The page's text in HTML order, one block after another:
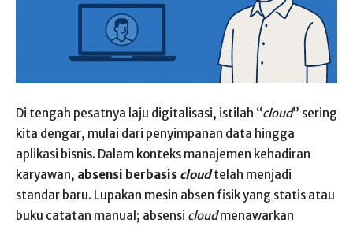
Di tengah pesatnya laju digitalisasi, istilah “cloud” sering
kita dengar, mulai dari penyimpanan data hingga
aplikasi bisnis. Dalam konteks manajemen kehadiran
karyawan, absensi berbasis cloudtelah menjadi
standar baru. Lupakan mesin absen fisik yang statis atau
buku catatan manual; absensi cloudmenawarkan